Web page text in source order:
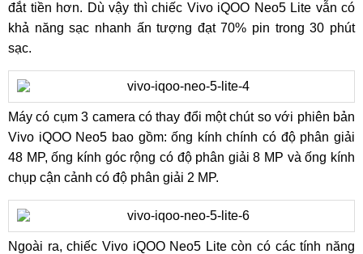
đắt tiền hơn. Dù vậy thì chiếc Vivo iQOO Neo5 Lite vẫn có
khả năng sạc nhanh ấn tượng đạt 70% pin trong 30 phút
sạc.
Máy có cụm 3 camera có thay đổi một chút so với phiên bản
Vivo iQOO Neo5 bao gồm: ống kính chính có độ phân giải
48 MP, ống kính góc rộng có độ phân giải 8 MP và ống kính
chụp cận cảnh có độ phân giải 2 MP.
Ngoài ra, chiếc Vivo iQOO Neo5 Lite còn có các tính năng